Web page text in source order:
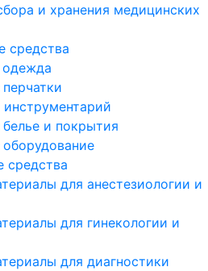
и хранения медицинских
средства
и покрытия
средства
для анестезиологии и
для гинекологии и
для диагностики